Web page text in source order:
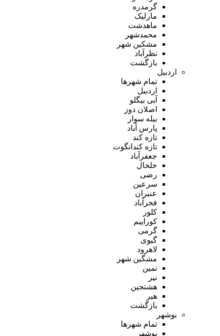
گرمدره
مارلیک
ماهدشت
محمدشهر
مشکین شهر
نظرآباد
بازگشت
اردبیل
تمام شهر‌ها
اردبیل
آبی بیگلو
اصلان دوز
بیله سوار
پارس آباد
تازه کند
تازه کندانگوت
جعفرآباد
خلخال
رضی
سرعین
عنبران
فخرآباد
کلور
کوراییم
گرمی
گیوی
لاهرود
مشگین شهر
نمین
نیر
هشتجین
هیر
بازگشت
بوشهر
تمام شهر‌ها
بوشهر